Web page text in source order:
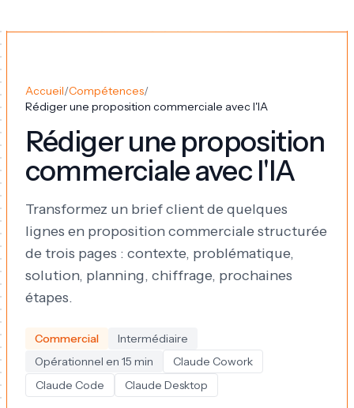
Accueil/Compétences/
Rédiger une proposition commerciale avec l'IA
Rédiger une proposition
commerciale avec l'IA
Transformez un brief client de quelques
lignes en proposition commerciale structurée
de trois pages : contexte, problématique,
solution, planning, chiffrage, prochaines
étapes.
Commercial
Intermédiaire
Opérationnel en 15 min
Claude Cowork
Claude Code
Claude Desktop